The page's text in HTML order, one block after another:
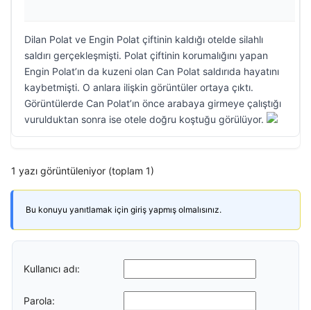
Dilan Polat ve Engin Polat çiftinin kaldığı otelde silahlı
saldırı gerçekleşmişti. Polat çiftinin korumalığını yapan
Engin Polat’ın da kuzeni olan Can Polat saldırıda hayatını
kaybetmişti. O anlara ilişkin görüntüler ortaya çıktı.
Görüntülerde Can Polat’ın önce arabaya girmeye çalıştığı
vurulduktan sonra ise otele doğru koştuğu görülüyor.
1 yazı görüntüleniyor (toplam 1)
Bu konuyu yanıtlamak için giriş yapmış olmalısınız.
Kullanıcı adı:
Parola: